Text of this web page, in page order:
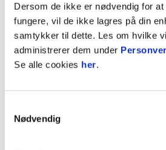
Dersom de ikke er nødvendig for
fungere, vil de ikke lagres på din
samtykker til dette. Les om hvilke
administrerer dem under
Se alle cookies her.
Nødvendig
Kevin Røian
MIDTBANESPILLER